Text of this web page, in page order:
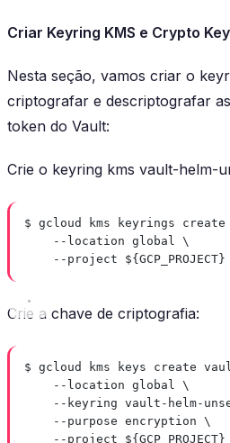
Criar Keyring KMS e Crypto
Nesta seção, vamos criar o
criptografar e descriptografar
token do Vault:
Crie o keyring kms vault-helm-
$ gcloud kms keyrings
--location global \
--project ${GCP_PROJECT}
Crie a chave de criptografia:
$ gcloud kms keys create
--location global \
--keyring vault-helm-
--purpose encryption \
--project ${GCP_PROJECT}